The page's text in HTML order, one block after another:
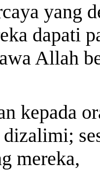
yang
dapati
Allah
kepada
mereka,